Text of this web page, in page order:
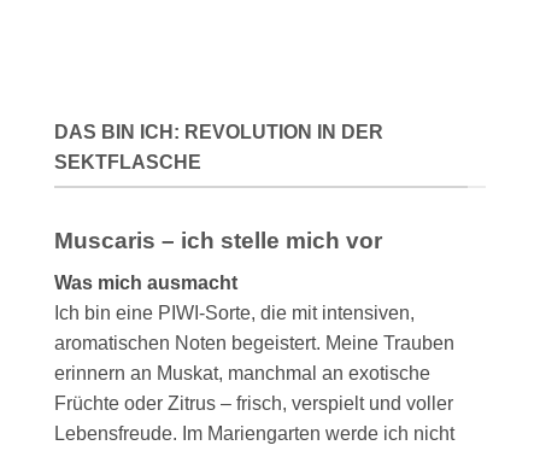
DAS BIN ICH: REVOLUTION IN DER
SEKTFLASCHE
Muscaris – ich stelle mich vor
Was mich ausmacht
Ich bin eine PIWI-Sorte, die mit intensiven,
aromatischen Noten begeistert. Meine Trauben
erinnern an Muskat, manchmal an exotische
Früchte oder Zitrus – frisch, verspielt und voller
Lebensfreude. Im Mariengarten werde ich nicht